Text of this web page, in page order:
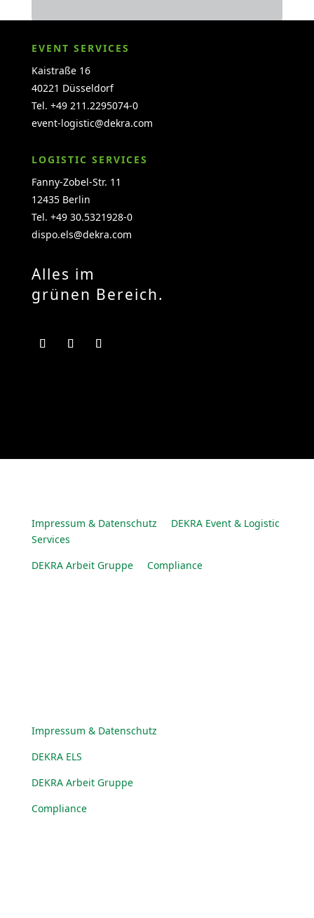
EVENT SERVICES
Kaistraße 16
40221 Düsseldorf
Tel. +49 211.2295074-0
event-logistic@dekra.com
LOGISTIC SERVICES
Fanny-Zobel-Str. 11
12435 Berlin
Tel. +49 30.5321928-0
dispo.els@dekra.com
Alles im
grünen Bereich.
Impressum & Datenschutz
DEKRA Event & Logistic
Services
DEKRA Arbeit Gruppe
Compliance
Impressum & Datenschutz
DEKRA ELS
DEKRA Arbeit Gruppe
Compliance